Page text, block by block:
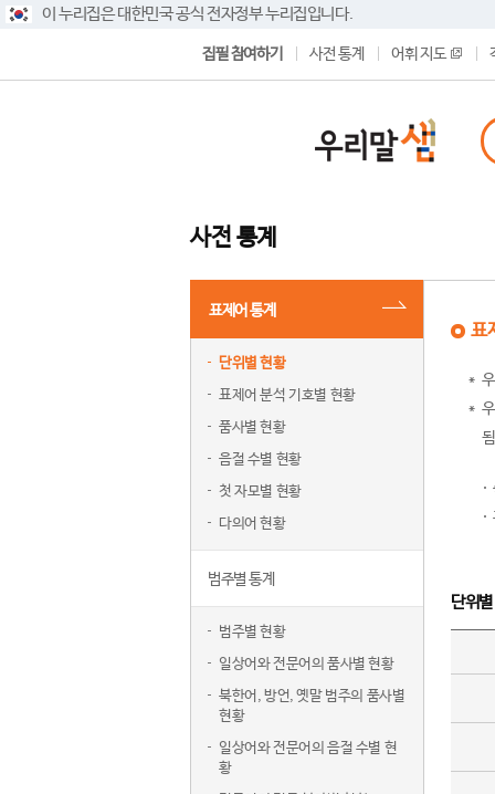
이 누리집은 대한민국 공식 전자정부 누리집입니다.
집필 참여하기 사전 통계 어휘 지도
사전 통계
표제어 통계
단위별 현황
표제어 분석 기호별 현황
품사별 현황
음절 수별 현황
첫 자모별 현황
다의어 현황
범주별 통계
범주별 현황
일상어와 전문어의 품사별 현황
북한어, 방언, 옛말 범주의 품사별
현황
일상어와 전문어의 음절 수별 현
황
표
단위